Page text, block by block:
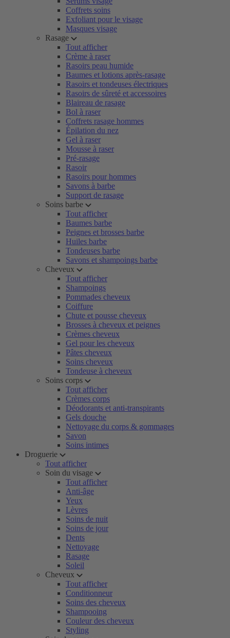
Coffrets soins
Exfoliant pour le visage
Masques visage
Rasage
Tout afficher
Crème à raser
Rasoirs peau humide
Baumes et lotions après-rasage
Rasoirs et tondeuses électriques
Rasoirs de sûreté et accessoires
Blaireau de rasage
Bol à raser
Coffrets rasage hommes
Épilation du nez
Gel à raser
Mousse à raser
Pré-rasage
Rasoir
Rasoirs pour hommes
Savons à barbe
Support de rasage
Soins barbe
Tout afficher
Baumes barbe
Peignes et brosses barbe
Huiles barbe
Tondeuses barbe
Savons et shampoings barbe
Cheveux
Tout afficher
Shampoings
Pommades cheveux
Coiffure
Chute et pousse cheveux
Brosses à cheveux et peignes
Crèmes cheveux
Gel pour les cheveux
Pâtes cheveux
Soins cheveux
Tondeuse à cheveux
Soins corps
Tout afficher
Crèmes corps
Déodorants et anti-transpirants
Gels douche
Nettoyage du corps & gommages
Savon
Soins intimes
Droguerie
Tout afficher
Soin du visage
Tout afficher
Anti-âge
Yeux
Lèvres
Soins de nuit
Soins de jour
Dents
Nettoyage
Rasage
Soleil
Cheveux
Tout afficher
Conditionneur
Soins des cheveux
Shampooing
Couleur des cheveux
Styling